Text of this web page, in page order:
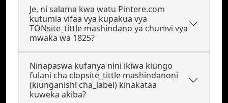
Je, ni salama kwa watu Pintere.com
kutumia vifaa vya kupakua vya
TONsite_tittle mashindano ya chumvi vya
mwaka wa 1825?
Ninapaswa kufanya nini ikiwa kiungo
fulani cha clopsite_tittle mashindanoni
(kiunganishi cha_label) kinakataa
kuweka akiba?